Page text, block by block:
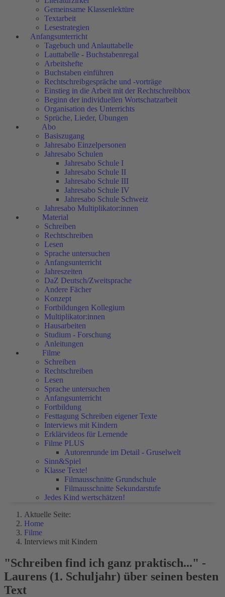
Gemeinsame Klassenlektüre
Textarbeit
Lesestrategien
Anfangsunterricht
Tagebuch und Anlauttabelle
Lauttabelle - Buchstabenregal
Arbeitshefte
Buchstaben einführen
Rechtschreibgespräche und -vorträge
Einstieg in die Arbeit mit der Rechtschreibbox
Beginn der individuellen Wortschatzarbeit
Organisation des Unterrichts
Sprüche, Lieder, Übungen
Abo
Basiszugang
Jahresabo Einzelpersonen
Jahresabo Schulen
Jahresabo Schule I
Jahresabo Schule II
Jahresabo Schule III
Jahresabo Schule IV
Jahresabo Schule Schweiz
Jahresabo Multiplikator:innen
Material
Schreiben
Rechtschreiben
Lesen
Sprache untersuchen
Anfangsunterricht
Jahreszeiten
DaZ Deutsch/Zweitsprache
Andere Fächer
Konzept
Fortbildungen Kollegium
Multiplikator:innen
Hausarbeiten
Studium - Forschung
Anleitungen
Filme
Schreiben
Rechtschreiben
Lesen
Sprache untersuchen
Anfangsunterricht
Fortbildung
Festtagung Schreiben eigener Texte
Interviews mit Kindern
Erklärvideos für Lernende
Filme PLUS
Autorenrunde im Detail - Gruselwelt
Sinn&Spiel
Klasse Texte!
Filmausschnitte Grundschule
Filmausschnitte Sekundarstufe
Jedes Kind wertschätzen!
Aktuelle Seite:
Home
Filme
Interviews mit Kindern
"Schreiben find ich ganz praktisch..." -
Laurens (1. Schuljahr) über seinen besten
Text